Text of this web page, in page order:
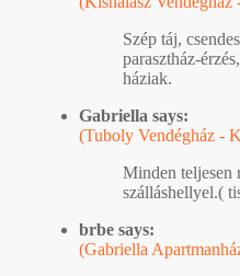
Szép táj,
parasztház-
háziak.
Gabriella says:
(Tuboly Vendégház -
Minden teljesen
szálláshellyel.(
brbe says:
(Gabriella